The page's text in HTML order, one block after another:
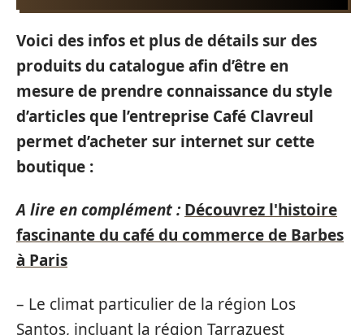
Voici des infos et plus de détails sur des
produits du catalogue afin d’être en
mesure de prendre connaissance du style
d’articles que l’entreprise Café Clavreul
permet d’acheter sur internet sur cette
boutique :
A lire en complément : Découvrez l'histoire
fascinante du café du commerce de Barbes
à Paris
– Le climat particulier de la région Los
Santos, incluant la région Tarrazuest